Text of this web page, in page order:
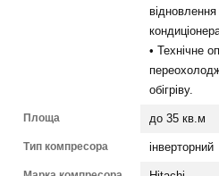
• Технічне
обігріву.
Площа до 35 кв.м
Тип компресора інверторний